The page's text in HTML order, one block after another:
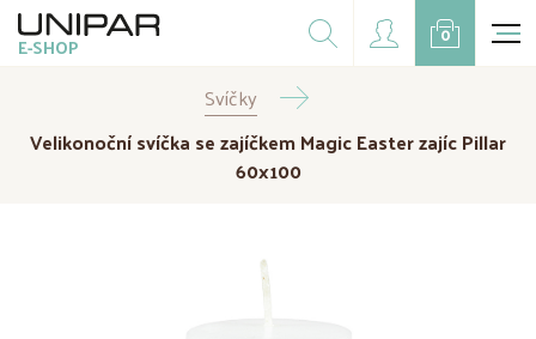
E-SHOP
Dárkové balíčky
Doplňky
Doprodej
Kampaně
CZK EUR
0
Svíčky
Velikonoční svíčka se zajíčkem Magic Easter zajíc Pillar
60x100